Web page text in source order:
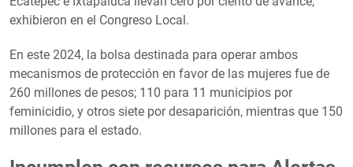
exhibieron en el Congreso Local.
En este 2024, la bolsa destinada para operar ambos
mecanismos de protección en favor de las mujeres fue de
260 millones de pesos; 110 para 11 municipios por
feminicidio, y otros siete por desaparición, mientras que 150
millones para el estado.